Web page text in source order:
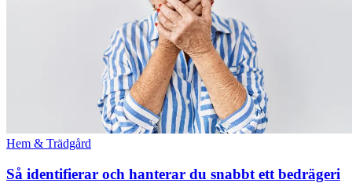
Hem & Trädgård
Så identifierar och hanterar du snabbt ett bedrägeri